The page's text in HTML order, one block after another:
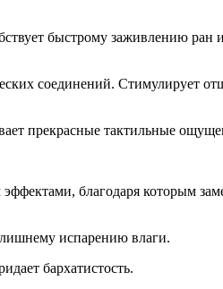
быстрому заживлению ран
соединений. Стимулирует
прекрасные тактильные
благодаря которым
испарению влаги.
бархатистость.